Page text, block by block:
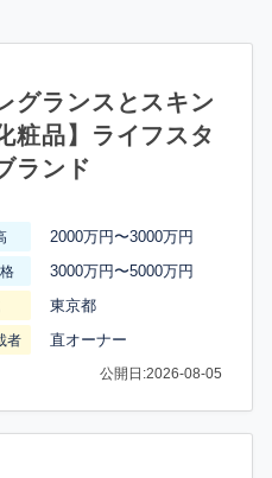
グランスとスキン
粧品】ライフスタ
ランド
2000万円〜3000万円
3000万円〜5000万円
東京都
者 直オーナー
公開日:2026-08-05